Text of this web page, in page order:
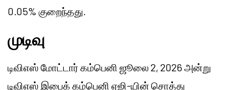
0.05% குறைந்தது.
முடிவு
டிவிஎஸ் மோட்டார் கம்பெனி ஜூலை 2, 2026 அன்று
டிவிஎஸ் இபைக் கம்பெனி ஏஜி-யின் சொத்து